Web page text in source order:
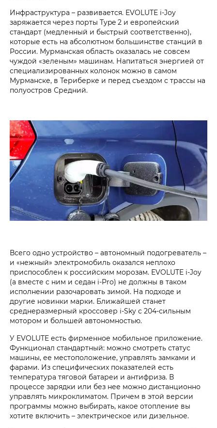
Инфраструктура – развивается. EVOLUTE i‑Joy
заряжается через порты Type 2 и европейский
стандарт (медленный и быстрый соответственно),
которые есть на абсолютном большинстве станций в
России. Мурманская область оказалась не совсем
чуждой «зеленым» машинам. Напитаться энергией от
специализированных колонок можно в самом
Мурманске, в Териберке и перед съездом с трассы на
полуостров Средний.
Всего одно устройство – автономный подогреватель –
и «нежный» электромобиль оказался неплохо
приспособлен к российским морозам. EVOLUTE i‑Joy
(а вместе с ним и седан i‑Pro) не должны в таком
исполнении разочаровать зимой. На подходе и
другие новинки марки. Ближайшей станет
среднеразмерный кроссовер i‑Sky с 204‑сильным
мотором и большей автономностью.
У EVOLUTE есть фирменное мобильное приложение.
Функционал стандартный: можно смотреть статус
машины, ее местоположение, управлять замками и
фарами. Из специфических показателей есть
температура тяговой батареи и антифриза. В
процессе зарядки или без нее можно дистанционно
управлять микроклиматом. Причем в этой версии
программы можно выбирать, какое отопление вы
хотите включить – электрическое или дизельное.